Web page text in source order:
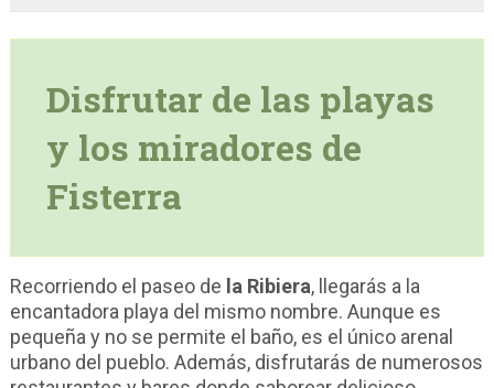
Disfrutar de las playas
y los miradores de
Fisterra
Recorriendo el paseo de la Ribiera, llegarás a la
encantadora playa del mismo nombre. Aunque es
pequeña y no se permite el baño, es el único arenal
urbano del pueblo. Además, disfrutarás de numerosos